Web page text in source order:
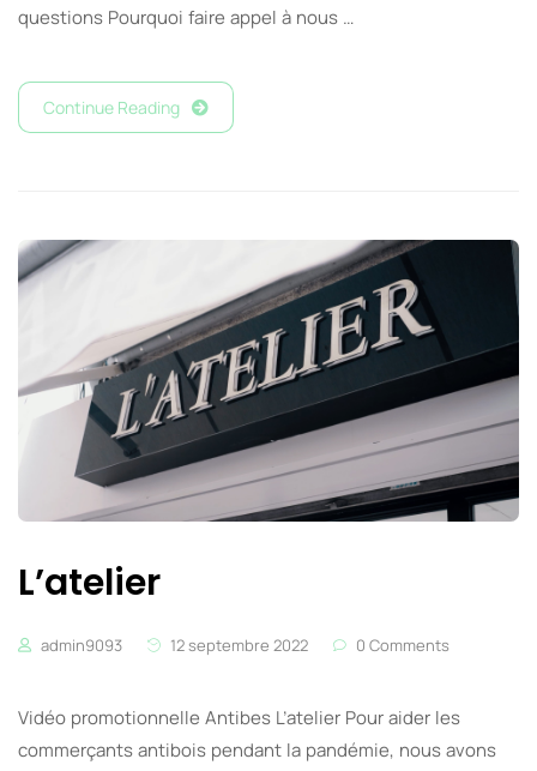
questions Pourquoi faire appel à nous …
Continue Reading
L’atelier
admin9093 12 septembre 2022 0 Comments
Vidéo promotionnelle Antibes L’atelier Pour aider les
commerçants antibois pendant la pandémie, nous avons